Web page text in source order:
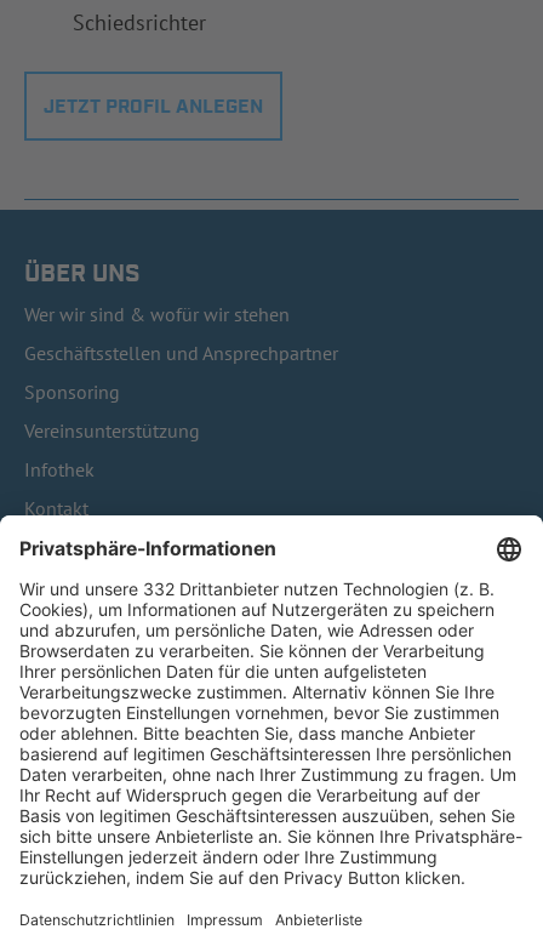
Schiedsrichter
JETZT PROFIL ANLEGEN
ÜBER UNS
Wer wir sind & wofür wir stehen
Geschäftsstellen und Ansprechpartner
Sponsoring
Vereinsunterstützung
Infothek
Kontakt
HÄUFIG BESUCHTE SEITEN
Pässe und Vereinswechsel
Trainerausbildung
Schulungsangebot Vereinsmitarbeiter
BFV-Geschäftsstellen
Trainerbörse
Login SpielPlus
FOLGE DEM BFV